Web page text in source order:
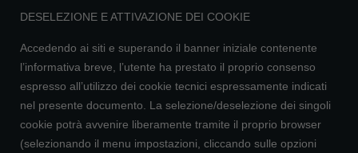
DESELEZIONE E ATTIVAZIONE DEI COOKIE
Accedendo ai siti e superando il banner iniziale contenente
l’informativa breve, l’utente ha prestato il proprio consenso
espresso all’utilizzo dei cookie tecnici espressamente indicati
nel presente documento. La selezione/deselezione dei singoli
cookie potrà avvenire liberamente tramite il proprio browser
(selezionando il menu impostazioni, cliccando sulle opzioni